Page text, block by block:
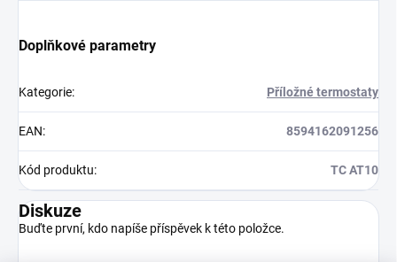
Doplňkové parametry
Kategorie: Příložné termostaty
EAN: 8594162091256
Kód produktu: TC AT10
Diskuze
Buďte první, kdo napíše příspěvek k této položce.